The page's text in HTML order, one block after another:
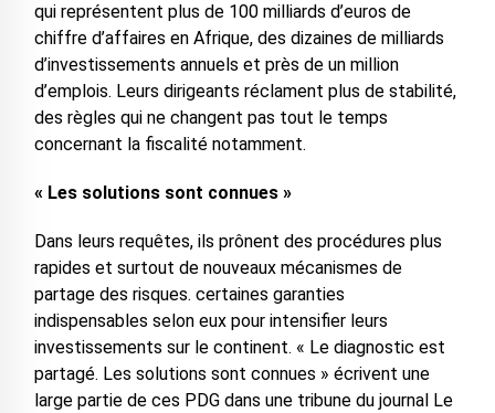
qui représentent plus de 100 milliards d’euros de
chiffre d’affaires en Afrique, des dizaines de milliards
d’investissements annuels et près de un million
d’emplois. Leurs dirigeants réclament plus de stabilité,
des règles qui ne changent pas tout le temps
concernant la fiscalité notamment.
« Les solutions sont connues »
Dans leurs requêtes, ils prônent des procédures plus
rapides et surtout de nouveaux mécanismes de
partage des risques. certaines garanties
indispensables selon eux pour intensifier leurs
investissements sur le continent. « Le diagnostic est
partagé. Les solutions sont connues » écrivent une
large partie de ces PDG dans une tribune du journal Le